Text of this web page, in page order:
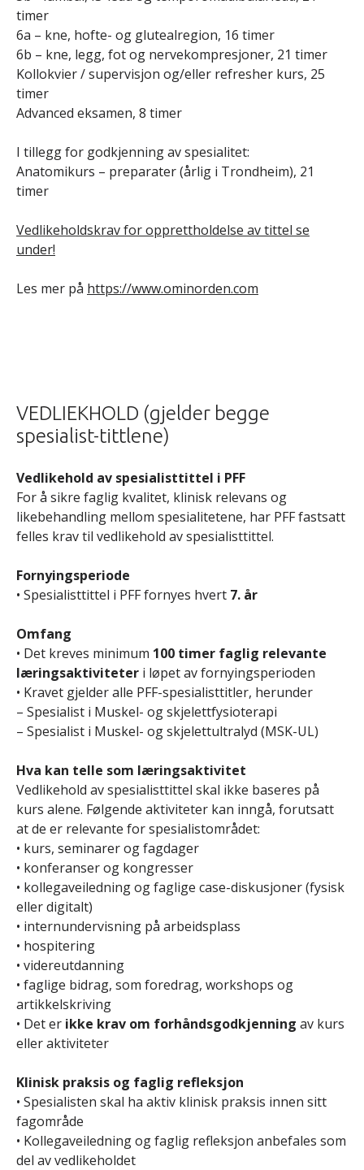
timer
6a – kne, hofte- og glutealregion, 16 timer
6b – kne, legg, fot og nervekompresjoner, 21 timer
Kollokvier / supervisjon og/eller refresher kurs, 25
timer
Advanced eksamen, 8 timer
I tillegg for godkjenning av spesialitet:
Anatomikurs – preparater (årlig i Trondheim), 21
timer
Vedlikeholdskrav for opprettholdelse av tittel se
under!
Les mer på https://www.ominorden.com
VEDLIEKHOLD (gjelder begge
spesialist-tittlene)
Vedlikehold av spesialisttittel i PFF
For å sikre faglig kvalitet, klinisk relevans og
likebehandling mellom spesialitetene, har PFF fastsatt
felles krav til vedlikehold av spesialisttittel.
Fornyingsperiode
• Spesialisttittel i PFF fornyes hvert 7. år
Omfang
• Det kreves minimum 100 timer faglig relevante
læringsaktiviteter i løpet av fornyingsperioden
• Kravet gjelder alle PFF-spesialisttitler, herunder
– Spesialist i Muskel- og skjelettfysioterapi
– Spesialist i Muskel- og skjelettultralyd (MSK-UL)
Hva kan telle som læringsaktivitet
Vedlikehold av spesialisttittel skal ikke baseres på
kurs alene. Følgende aktiviteter kan inngå, forutsatt
at de er relevante for spesialistområdet:
• kurs, seminarer og fagdager
• konferanser og kongresser
• kollegaveiledning og faglige case-diskusjoner (fysisk
eller digitalt)
• internundervisning på arbeidsplass
• hospitering
• videreutdanning
• faglige bidrag, som foredrag, workshops og
artikkelskriving
• Det er ikke krav om forhåndsgodkjenning av kurs
eller aktiviteter
Klinisk praksis og faglig refleksjon
• Spesialisten skal ha aktiv klinisk praksis innen sitt
fagområde
• Kollegaveiledning og faglig refleksjon anbefales som
del av vedlikeholdet